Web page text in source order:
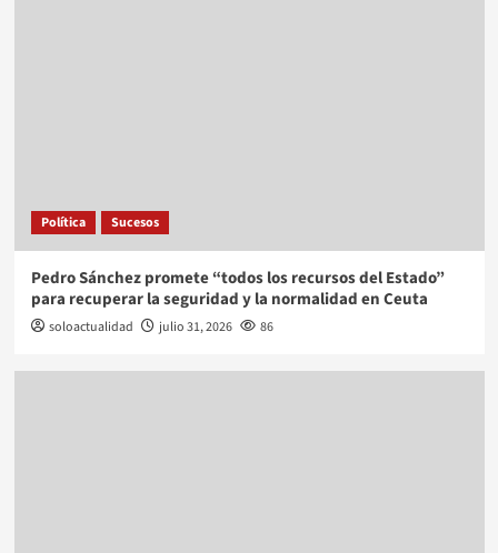
Política Sucesos
Pedro Sánchez promete “todos los recursos del Estado”
para recuperar la seguridad y la normalidad en Ceuta
soloactualidad julio 31, 2026 86